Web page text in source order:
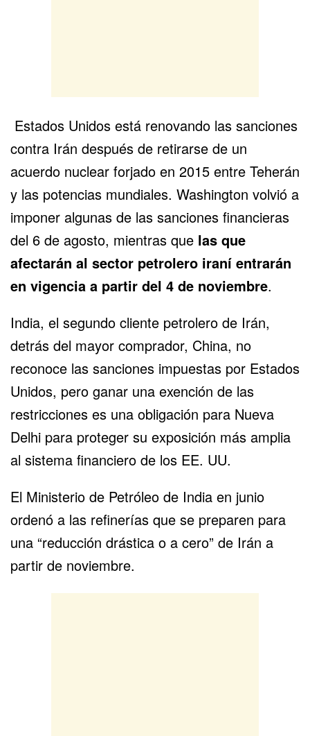
Estados Unidos está renovando las sanciones
contra Irán después de retirarse de un
acuerdo nuclear forjado en 2015 entre Teherán
y las potencias mundiales. Washington volvió a
imponer algunas de las sanciones financieras
del 6 de agosto, mientras que las que
afectarán al sector petrolero iraní entrarán
en vigencia a partir del 4 de noviembre.
India, el segundo cliente petrolero de Irán,
detrás del mayor comprador, China, no
reconoce las sanciones impuestas por Estados
Unidos, pero ganar una exención de las
restricciones es una obligación para Nueva
Delhi para proteger su exposición más amplia
al sistema financiero de los EE. UU.
El Ministerio de Petróleo de India en junio
ordenó a las refinerías que se preparen para
una “reducción drástica o a cero” de Irán a
partir de noviembre.